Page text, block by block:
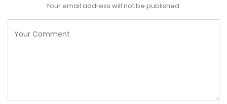
Your email address will not be published.